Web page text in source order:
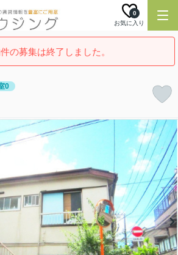
お気に入り
0
の募集は終了しました。
0